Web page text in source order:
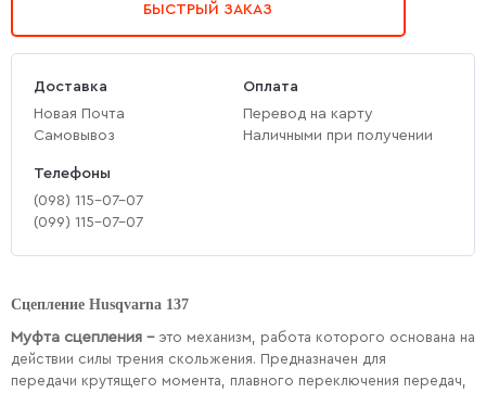
БЫСТРЫЙ ЗАКАЗ
Доставка
Новая Почта
Самовывоз
Оплата
Перевод на карту
Наличными при получении
Телефоны
(‎098) 115-07-07
(‎099) 115-07-07
Сцепление Husqvarna 137
Муфта сцепления – это механизм, работа которого основана на
действии силы трения скольжения. Предназначен для
передачи крутящего момента, плавного переключения передач,